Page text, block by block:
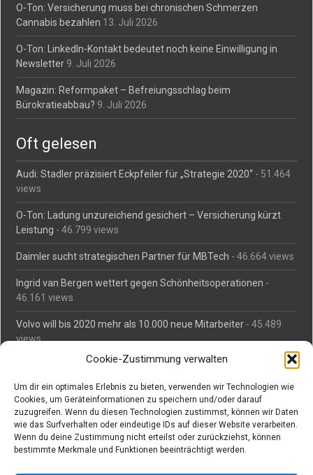
Cookie-Zustimmung verwalten
Um dir ein optimales Erlebnis zu bieten, verwenden wir Technologien wie
Cookies, um Geräteinformationen zu speichern und/oder darauf
zuzugreifen. Wenn du diesen Technologien zustimmst, können wir Daten
wie das Surfverhalten oder eindeutige IDs auf dieser Website verarbeiten.
Wenn du deine Zustimmung nicht erteilst oder zurückziehst, können
bestimmte Merkmale und Funktionen beeinträchtigt werden.
O-Ton: Versicherung muss bei chronischen Schmerzen
Cannabis bezahlen 13. Juli 2026
O-Ton: LinkedIn-Kontakt bedeutet noch keine Einwilligung in
Newsletter 9. Juli 2026
Magazin: Reformpaket – Befreiungsschlag beim
Bürokratieabbau? 9. Juli 2026
Oft gelesen
Audi: Stadler präzisiert Eckpfeiler für „Strategie 2020“ - 51.464
views
O-Ton: Ladung unzureichend gesichert – Versicherung kürzt
Leistung - 46.799 views
Daimler sucht strategischen Partner für MBTech - 46.664 views
Ingrid van Bergen wettert gegen Schönheitsoperationen -
46.161 views
Volvo will bis 2020 mehr als 10.000 neue Mitarbeiter - 45.489
views
Mäßiges Interesse an Daimlers MBtech- 44.716 views
O-Ton: Wer muss Schaden für abgedriftete Silvesterraketen
zahlen? - 42.376 views
Kollegengespräch: Urteile zum Grillen- 42.063 views